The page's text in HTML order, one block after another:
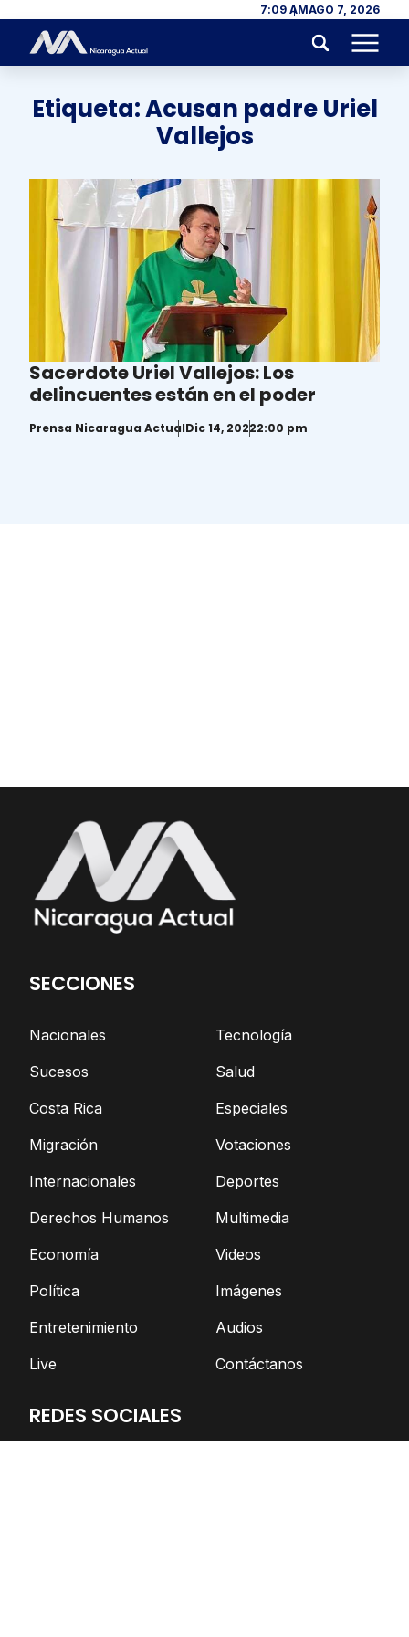
Skip to content 7:09 AMAGO 7, 2026
Menu
Etiqueta:Acusan padre Uriel
Vallejos
Sacerdote Uriel Vallejos: Los
delincuentes están en el poder
Prensa Nicaragua ActualDic 14, 20222:00 pm
SECCIONES
Nacionales
Sucesos
Costa Rica
Migración
Internacionales
Derechos Humanos
Economía
Política
Entretenimiento
Live
Tecnología
Salud
Especiales
Votaciones
Deportes
Multimedia
Videos
Imágenes
Audios
Contáctanos
REDES SOCIALES